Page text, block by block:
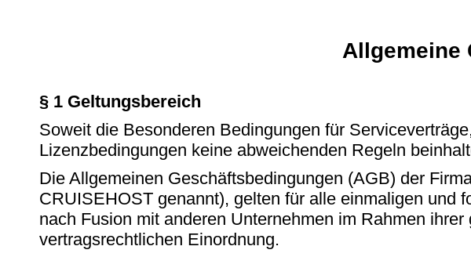
Allgemeine
§ 1 Geltungsbereich
Soweit die Besonderen Bedingungen für
Lizenzbedingungen keine abweichenden Regeln
Die Allgemeinen Geschäftsbedingungen (AGB) der
CRUISEHOST genannt), gelten für alle einmaligen und
nach Fusion mit anderen Unternehmen im Rahmen
vertragsrechtlichen Einordnung.